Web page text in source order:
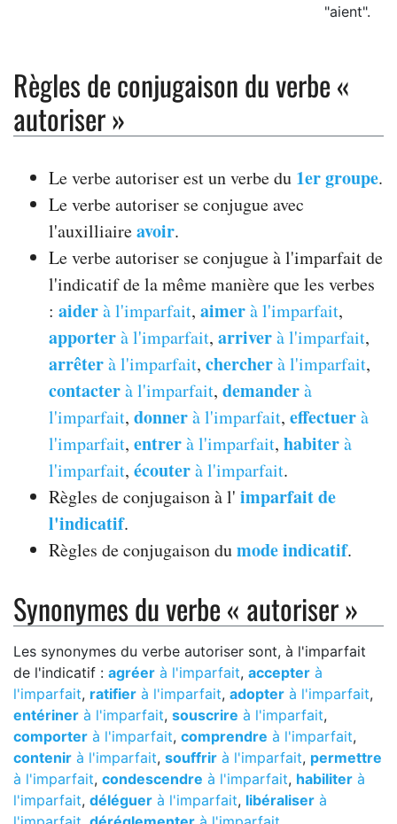
"aient".
Règles de conjugaison du verbe «
autoriser »
Le verbe autoriser est un verbe du 1er groupe.
Le verbe autoriser se conjugue avec
l'auxilliaireavoir.
Le verbe autoriser se conjugue à l'imparfait de
l'indicatif de la même manière que les verbes
: aiderà l'imparfait, aimerà l'imparfait,
apporterà l'imparfait, arriverà l'imparfait,
arrêterà l'imparfait, chercherà l'imparfait,
contacterà l'imparfait, demanderà
l'imparfait, donnerà l'imparfait, effectuerà
l'imparfait, entrerà l'imparfait, habiterà
l'imparfait, écouterà l'imparfait.
Règles de conjugaison à l' imparfait de
l'indicatif.
Règles de conjugaison dumode indicatif.
Synonymes du verbe « autoriser »
Les synonymes du verbe autoriser sont, à l'imparfait
de l'indicatif : agréer à l'imparfait, accepter à
l'imparfait, ratifier à l'imparfait, adopter à l'imparfait,
entériner à l'imparfait, souscrire à l'imparfait,
comporter à l'imparfait, comprendre à l'imparfait,
contenir à l'imparfait, souffrir à l'imparfait, permettre
à l'imparfait, condescendre à l'imparfait, habiliter à
l'imparfait, déléguer à l'imparfait, libéraliser à